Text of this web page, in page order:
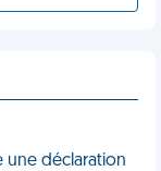
une déclaration